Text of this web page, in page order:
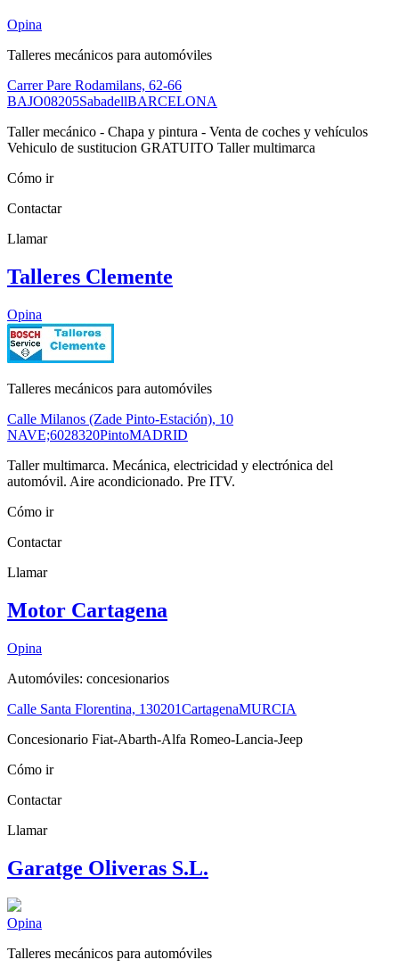
Opina
Talleres mecánicos para automóviles
Carrer Pare Rodamilans, 62-66
BAJO08205SabadellBARCELONA
Taller mecánico - Chapa y pintura - Venta de coches y vehículos
Vehiculo de sustitucion GRATUITO Taller multimarca
Cómo ir
Contactar
Llamar
Talleres Clemente
Opina
Talleres mecánicos para automóviles
Calle Milanos (Zade Pinto-Estación), 10
NAVE;6028320PintoMADRID
Taller multimarca. Mecánica, electricidad y electrónica del
automóvil. Aire acondicionado. Pre ITV.
Cómo ir
Contactar
Llamar
Motor Cartagena
Opina
Automóviles: concesionarios
Calle Santa Florentina, 130201CartagenaMURCIA
Concesionario Fiat-Abarth-Alfa Romeo-Lancia-Jeep
Cómo ir
Contactar
Llamar
Garatge Oliveras S.L.
Opina
Talleres mecánicos para automóviles